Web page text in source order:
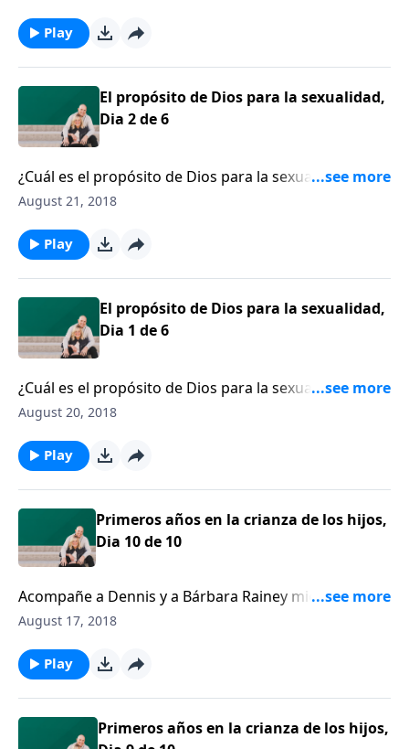
nuestra sexualidad exhibe la gloria de Dios.
Play
El propósito de Dios para la sexualidad,
Dia 2 de 6
¿Cuál es el propósito de Dios para la sexualidad?
Denny Burk explica el capítulo 1 de Génesis para
mujer a Su imagen.
August 21, 2018
Play
El propósito de Dios para la sexualidad,
Dia 1 de 6
¿Cuál es el propósito de Dios para la sexualidad?
Denny Burk explica el capítulo 1 de Génesis para
mujer a Su imagen.
August 20, 2018
Play
Primeros años en la crianza de los hijos,
Dia 10 de 10
Acompañe a Dennis y a Bárbara Rainey mientras
empujan el choche por el camino de los recuerdos
significativos y desafiantes, momentos de padres.
August 17, 2018
Play
Primeros años en la crianza de los hijos,